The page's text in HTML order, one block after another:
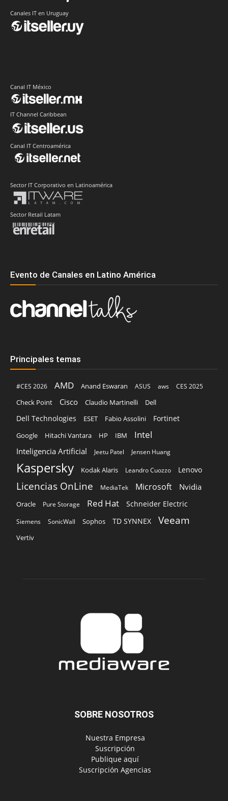
Canales IT en Uruguay
Canal IT México
IT Channel Caribbean
Canal IT Centroamérica
Sector IT Corporativo en Latinoamérica
Sector Retail Latam
Evento de Canales en Latino América
Principales temas
#CES 2026 AMD Anand Eswaran ASUS aws
CES 2025
Check Point
Cisco Claudio Martinelli Dell
Dell Technologies ESET Fabio Assolini Fortinet
Google Hitachi Vantara HP IBM Intel
Inteligencia Artificial Jeetu Patel Jensen Huang
Kaspersky Kodak Alaris Leandro Cuozzo Lenovo
Licencias OnLine MediaTek Microsoft Nvidia
Oracle Pure Storage Red Hat Schneider Electric
Siemens SonicWall Sophos TD SYNNEX Veeam
Vertiv
SOBRE NOSOTROS
‎ Nuestra Empresa
‎ Suscripción
‎ Publique aquí
‎ Suscripción Agencias